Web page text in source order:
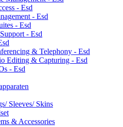
- Esd
- Esd
- Esd
- Esd
& Telephony - Esd
Editing & Capturing - Esd
- Esd
Sleeves/ Skins
& Accessories